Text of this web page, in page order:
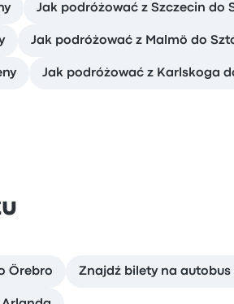
Jak podróżować z Szczecin do
Jak podróżować z Malmö do
Jak podróżować z Karlskoga
Örebro Znajdź bilety na autobus